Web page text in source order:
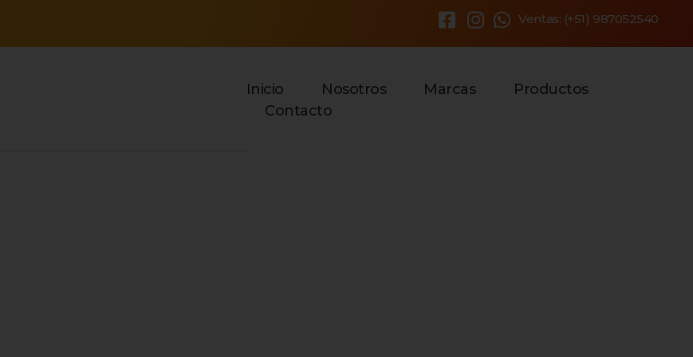
Ventas: (+51) 987052540
Inicio Nosotros Marcas
Productos
Contacto
×